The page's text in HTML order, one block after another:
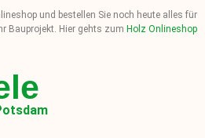
und bestellen Sie noch heute alles für
Ihr Bauprojekt. Hier gehts zum Holz Onlineshop